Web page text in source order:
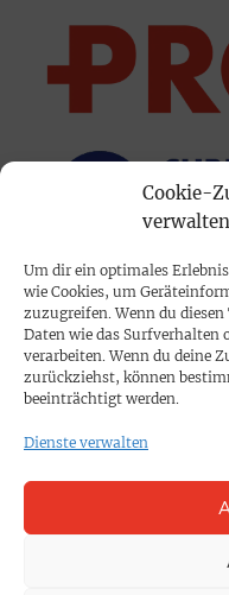
Cookie-
verwalten
Um dir ein optimales
wie Cookies, um
zuzugreifen. Wenn du
Daten wie das Surfverhalten
verarbeiten. Wenn du deine
zurückziehst, können
beeinträchtigt werden.
Dienste verwalten
PRINTAUSGABE
Mediadaten
Impressum